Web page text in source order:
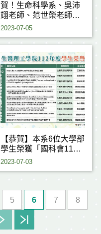
賀！生命科學系、吳沛
翊老師、范世榮老師獲
獎
2023-07-05
【恭賀】本系6位大學部
學生榮獲「國科會112
年度大專學生研究計
2023-07-03
5 6 7 8